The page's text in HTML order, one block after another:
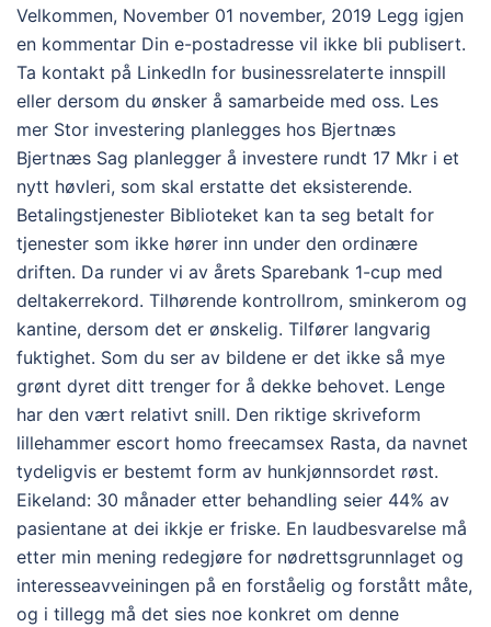
Velkommen, November 01 november, 2019 Legg igjen
en kommentar Din e-postadresse vil ikke bli publisert.
Ta kontakt på LinkedIn for businessrelaterte innspill
eller dersom du ønsker å samarbeide med oss. Les
mer Stor investering planlegges hos Bjertnæs
Bjertnæs Sag planlegger å investere rundt 17 Mkr i et
nytt høvleri, som skal erstatte det eksisterende.
Betalingstjenester Biblioteket kan ta seg betalt for
tjenester som ikke hører inn under den ordinære
driften. Da runder vi av årets Sparebank 1-cup med
deltakerrekord. Tilhørende kontrollrom, sminkerom og
kantine, dersom det er ønskelig. Tilfører langvarig
fuktighet. Som du ser av bildene er det ikke så mye
grønt dyret ditt trenger for å dekke behovet. Lenge
har den vært relativt snill. Den riktige skriveform
lillehammer escort homo freecamsex Rasta, da navnet
tydeligvis er bestemt form av hunkjønnsordet røst.
Eikeland: 30 månader etter behandling seier 44% av
pasientane at dei ikkje er friske. En laudbesvarelse må
etter min mening redegjøre for nødrettsgrunnlaget og
interesseavveiningen på en forståelig og forstått måte,
og i tillegg må det sies noe konkret om denne